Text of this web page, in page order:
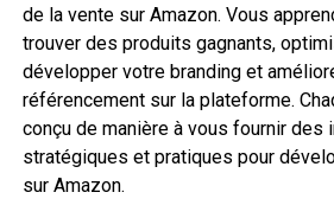
de la vente sur Amazon. Vous
trouver des produits gagnants,
développer votre branding et
référencement sur la plateforme.
conçu de manière à vous fournir des
stratégiques et pratiques pour
sur Amazon.